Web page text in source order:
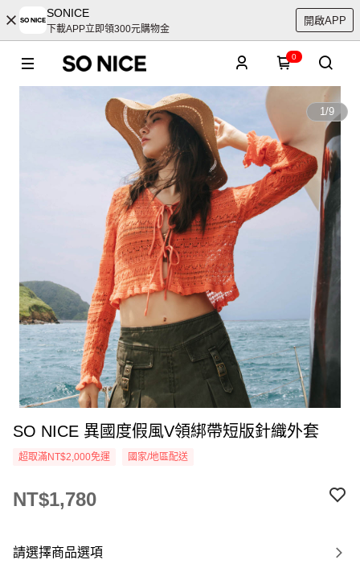
SONICE
下載APP立即領300元購物金
開啟APP
0
1/9
SO NICE 異國度假風V領綁帶短版針織外套
超取滿NT$2,000免運 國家/地區配送
NT$1,780
請選擇商品選項